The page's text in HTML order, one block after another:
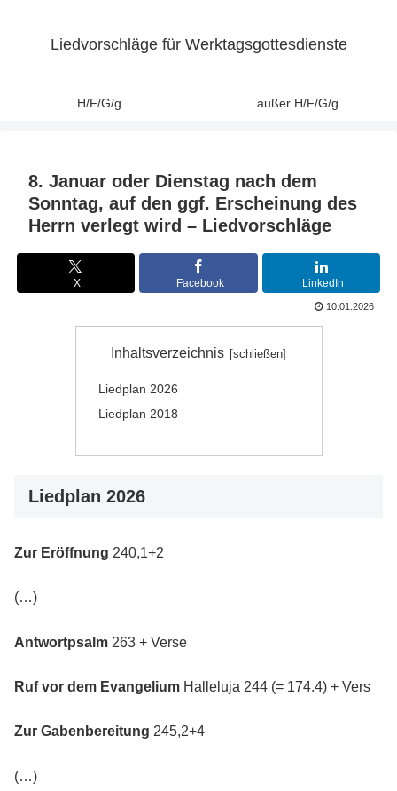
Liedvorschläge für Werktagsgottesdienste
H/F/G/g außer H/F/G/g
8. Januar oder Dienstag nach dem
Sonntag, auf den ggf. Erscheinung des
Herrn verlegt wird – Liedvorschläge
X Facebook LinkedIn
10.01.2026
Inhaltsverzeichnis
Liedplan 2026
Liedplan 2018
Liedplan 2026
Zur Eröffnung 240,1+2
(…)
Antwortpsalm 263 + Verse
Ruf vor dem Evangelium Halleluja 244 (= 174.4) + Vers
Zur Gabenbereitung 245,2+4
(…)